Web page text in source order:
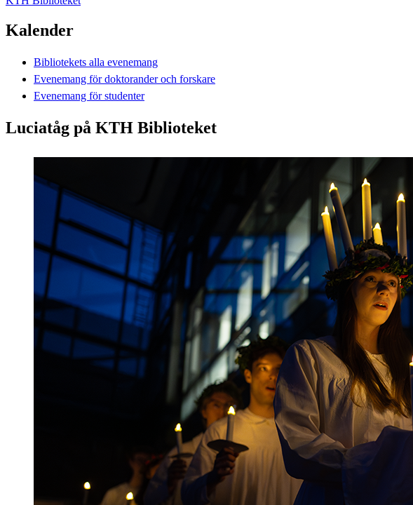
Kalender
Bibliotekets alla evenemang
Evenemang för doktorander och forskare
Evenemang för studenter
Luciatåg på KTH Biblioteket